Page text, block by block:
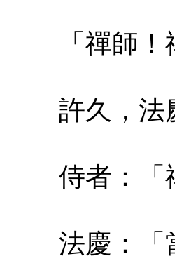
「禪師！
許久，法慶
侍者：「禪
法慶：「當